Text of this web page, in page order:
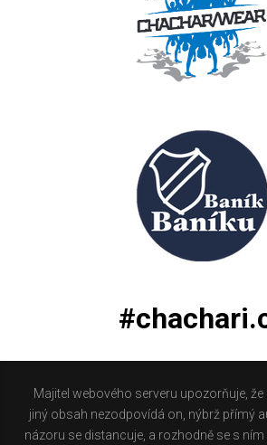
Majitel webového serveru upozorňuje, že
jiný obsah nezodpovídá on, nýbrž přímý
názoru se distancuje, a rozhodně se s